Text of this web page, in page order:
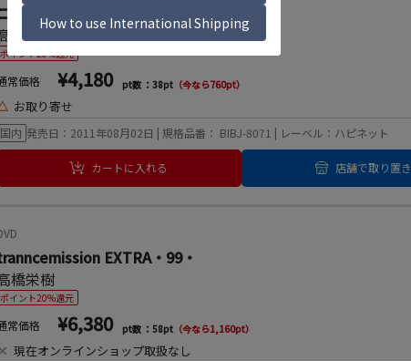
ネコノキモチ
橋栄樹、遠藤舞
ポイント20%還元
常価格 ¥4,180 pt数 ：38pt （今なら760pt）
お取り寄せ
国内 発売日：2011年08月02日 | 規格品番： BIBJ-8071 | レーベル：ハピネット
カートに入れる 店舗で取り置き
EXTRA・99・
橋栄樹
ポイント20%還元
常価格 ¥6,380 pt数 ：58pt （今なら1,160pt）
現在オンラインショップ取扱なし